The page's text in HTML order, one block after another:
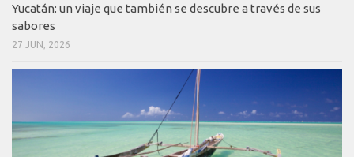
Yucatán: un viaje que también se descubre a través de sus
sabores
27 JUN, 2026